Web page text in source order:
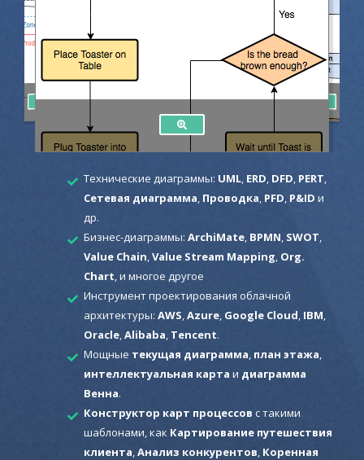
Технические диаграммы: UML, ERD DFD PERT
Сетевая диаграмма Проводка PFD P&ID и
др.
Бизнес-диаграммы: ArchiMate, BPMN SWOT
Value Chain Value Stream Mapping Org.
Chart , и многое другое
Инструмент проектирования облачной
архитектуры: AWS Azure, Google Cloud IBM
Oracle, Alibaba Tencent.
Мощные текущая диаграмма план этажа
интеллектуальная карта и диаграмма
Венна.
Конструктор карт процессов с такими
шаблонами, как Картирование путешествия
клиента Анализ конкурентов Коренная